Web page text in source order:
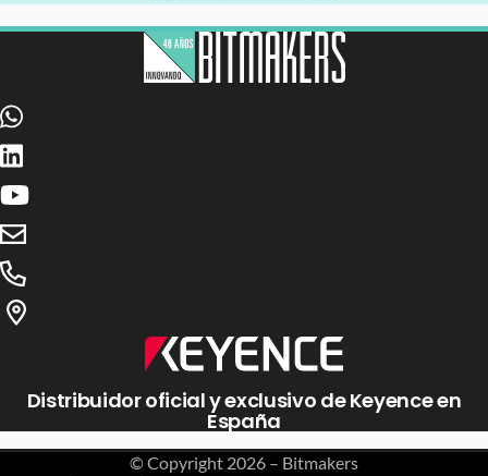
Distribuidor oficial y exclusivo de Keyence en
España
© Copyright 2026 – Bitmakers